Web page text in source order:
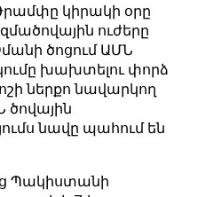
կիրակի օրը
ուժերը
ծոցում ԱՄՆ
խախտելու փորձ
ներքո նավարկող
նավը պահում են
Պակիստանի